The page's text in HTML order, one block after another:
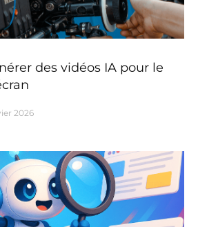
des vidéos IA pour le
2026